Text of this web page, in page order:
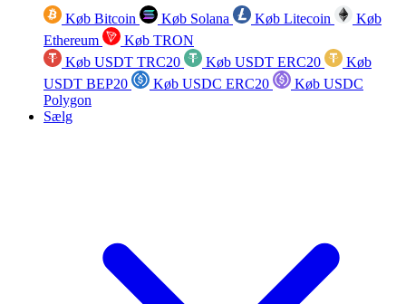
Køb Bitcoin Køb Solana Køb Litecoin
Køb
Ethereum
Køb TRON
Køb USDT TRC20
Køb USDT ERC20
Køb
USDT BEP20
Køb USDC ERC20
Køb USDC
Polygon
Sælg